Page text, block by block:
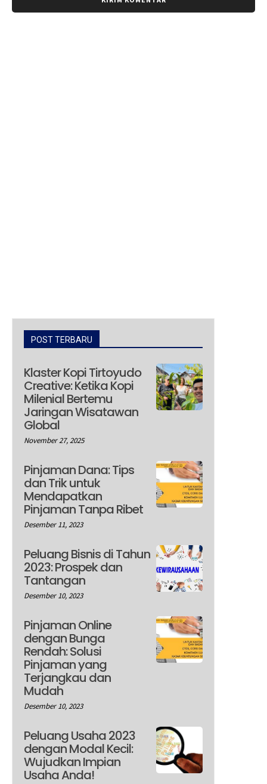
POST TERBARU
Klaster Kopi Tirtoyudo
Creative: Ketika Kopi
Milenial Bertemu
Jaringan Wisatawan
Global
November 27, 2025
Pinjaman Dana: Tips
dan Trik untuk
Mendapatkan
Pinjaman Tanpa Ribet
Desember 11, 2023
Peluang Bisnis di Tahun
2023: Prospek dan
Tantangan
Desember 10, 2023
Pinjaman Online
dengan Bunga
Rendah: Solusi
Pinjaman yang
Terjangkau dan
Mudah
Desember 10, 2023
Peluang Usaha 2023
dengan Modal Kecil:
Wujudkan Impian
Usaha Anda!